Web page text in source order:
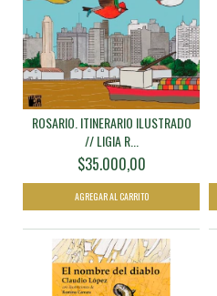
ROSARIO. ITINERARIO ILUSTRADO
// LIGIA R...
$35.000,00